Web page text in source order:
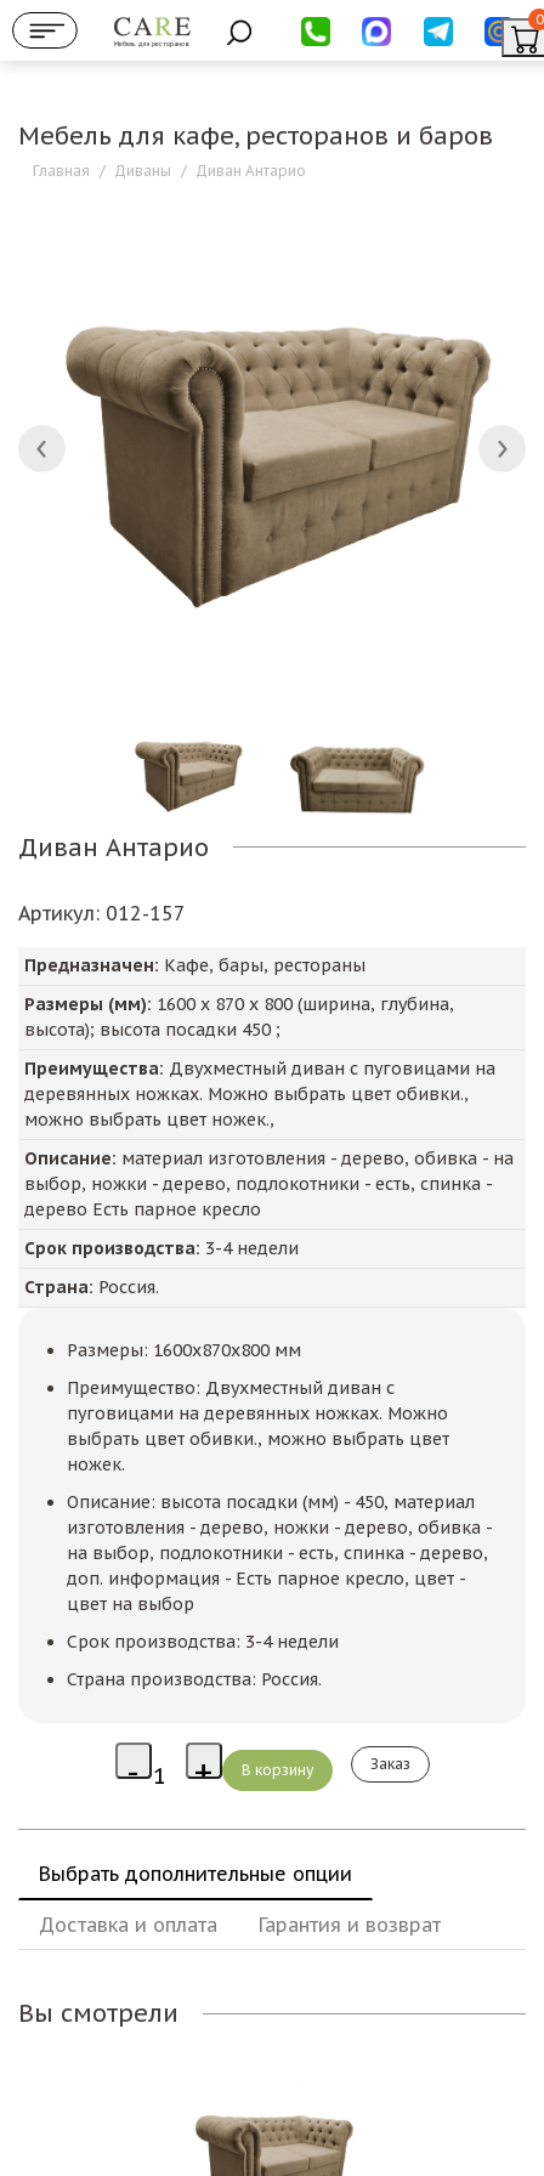
Мебель для ресторанов
0
Мебель для кафе, ресторанов и баров
Главная / Диваны / Диван Антарио
Диван Антарио
Артикул: 012-157
Предназначен: Кафе, бары, рестораны
Размеры (мм): 1600 х 870 х 800 (ширина, глубина,
высота); высота посадки 450 ;
Преимущества: Двухместный диван с пуговицами на
деревянных ножках. Можно выбрать цвет обивки.,
можно выбрать цвет ножек.,
Описание: материал изготовления - дерево, обивка - на
выбор, ножки - дерево, подлокотники - есть, спинка -
дерево Есть парное кресло
Срок производства: 3-4 недели
Страна: Россия.
Размеры: 1600x870x800 мм
Преимущество: Двухместный диван с
пуговицами на деревянных ножках. Можно
выбрать цвет обивки., можно выбрать цвет
ножек.
Описание: высота посадки (мм) - 450, материал
изготовления - дерево, ножки - дерево, обивка -
на выбор, подлокотники - есть, спинка - дерево,
доп. информация - Есть парное кресло, цвет -
цвет на выбор
Срок производства: 3-4 недели
Страна производства: Россия.
Заказ
Выбрать дополнительные опции
Доставка и оплата Гарантия и возврат
Вы смотрели